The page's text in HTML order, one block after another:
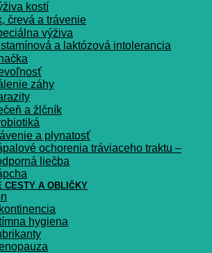
kostí
črevá a trávenie
výživa
a laktózová intolerancia
záhy
a žlčník
a plynatosť
ochorenia tráviaceho traktu –
liečba
CESTY A OBLIČKY
hygiena